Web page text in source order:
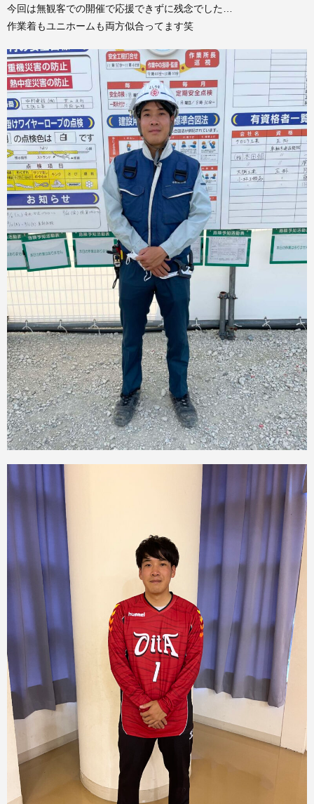
今回は無観客での開催で応援できずに残念でした…
作業着もユニホームも両方似合ってます笑